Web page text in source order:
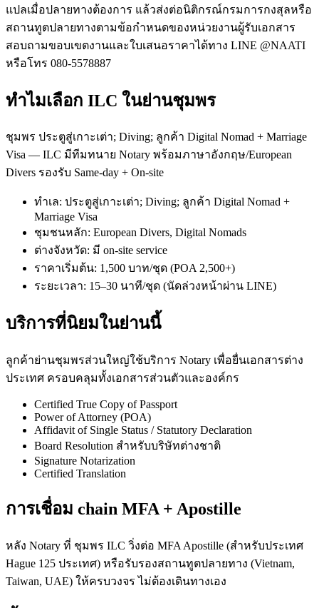
แปลเมื่อปลายทางต้องการ แล้วส่งต่อนิติกรณ์กรมการกงสุลหรือ
สถานทูตปลายทางตามข้อกำหนดของหน่วยงานผู้รับเอกสาร
สอบถามขอบเขตงานและใบเสนอราคาได้ทาง LINE @NAATI
หรือโทร 080-5578887
ทำไมเลือก ILC ในย่านชุมพร
ชุมพร ประตูสู่เกาะเต่า; Diving; ลูกค้า Digital Nomad + Marriage
Visa — ILC มีทีมทนาย Notary พร้อมภาษาอังกฤษ/European
Divers รองรับ Same-day + On-site
ทำเล: ประตูสู่เกาะเต่า; Diving; ลูกค้า Digital Nomad +
Marriage Visa
ชุมชนหลัก: European Divers, Digital Nomads
ต่างจังหวัด: มี on-site service
ราคาเริ่มต้น: 1,500 บาท/ชุด (POA 2,500+)
ระยะเวลา: 15–30 นาที/ชุด (นัดล่วงหน้าผ่าน LINE)
บริการที่นิยมในย่านนี้
ลูกค้าย่านชุมพรส่วนใหญ่ใช้บริการ Notary เพื่อยื่นเอกสารต่าง
ประเทศ ครอบคลุมทั้งเอกสารส่วนตัวและองค์กร
Certified True Copy of Passport
Power of Attorney (POA)
Affidavit of Single Status / Statutory Declaration
Board Resolution สำหรับบริษัทต่างชาติ
Signature Notarization
Certified Translation
การเชื่อม chain MFA + Apostille
หลัง Notary ที่ ชุมพร ILC วิ่งต่อ MFA Apostille (สำหรับประเทศ
Hague 125 ประเทศ) หรือรับรองสถานทูตปลายทาง (Vietnam,
Taiwan, UAE) ให้ครบวงจร ไม่ต้องเดินทางเอง